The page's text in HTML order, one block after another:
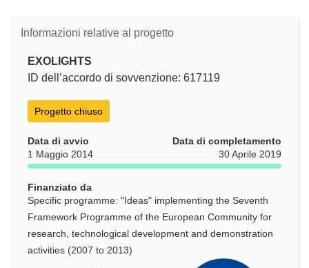
Informazioni relative al progetto
EXOLIGHTS
ID dell’accordo di sovvenzione: 617119
Progetto chiuso
Data di avvio
1 Maggio 2014
Data di completamento
30 Aprile 2019
Finanziato da
Specific programme: "Ideas" implementing the Seventh
Framework Programme of the European Community for
research, technological development and demonstration
activities (2007 to 2013)